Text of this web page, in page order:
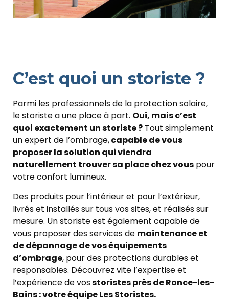
C’est quoi un storiste ?
Parmi les professionnels de la protection solaire,
le storiste a une place à part. Oui, mais c’est
quoi exactement un storiste ? Tout simplement
un expert de l’ombrage,capable de vous
proposer la solution qui viendra
naturellement trouver sa place chez vous pour
votre confort lumineux.
Des produits pour l’intérieur et pour l’extérieur,
livrés et installés sur tous vos sites, et réalisés sur
mesure. Un storiste est également capable de
vous proposer des services de maintenance et
de dépannage de vos équipements
d’ombrage, pour des protections durables et
responsables. Découvrez vite l’expertise et
l’expérience de vosstoristes près de Ronce-les-
Bains : votre équipe Les Storistes.